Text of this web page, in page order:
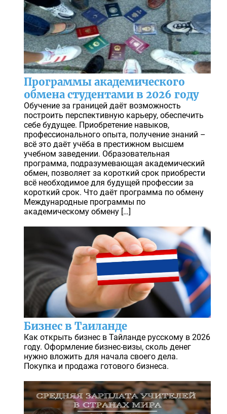
Программы академического
обмена студентами в 2026 году
Обучение за границей даёт возможность
построить перспективную карьеру, обеспечить
себе будущее. Приобретение навыков,
профессионального опыта, получение знаний –
всё это даёт учёба в престижном высшем
учебном заведении. Образовательная
программа, подразумевающая академический
обмен, позволяет за короткий срок приобрести
всё необходимое для будущей профессии за
короткий срок. Что даёт программа по обмену
Международные программы по
академическому обмену […]
Бизнес в Таиланде
Как открыть бизнес в Тайланде русскому в 2026
году. Оформление бизнес-визы, сколь денег
нужно вложить для начала своего дела.
Покупка и продажа готового бизнеса.